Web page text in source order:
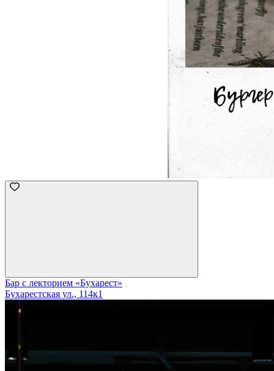
Бар с лекторием «Бухарест»
Бухарестская ул., 114к1